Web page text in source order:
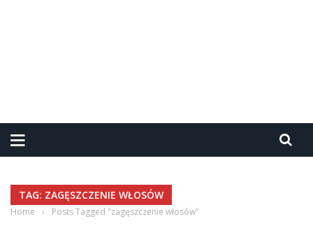
TAG: ZAGĘSZCZENIE WŁOSÓW
Home › Posts Tagged "zagęszczenie włosów"